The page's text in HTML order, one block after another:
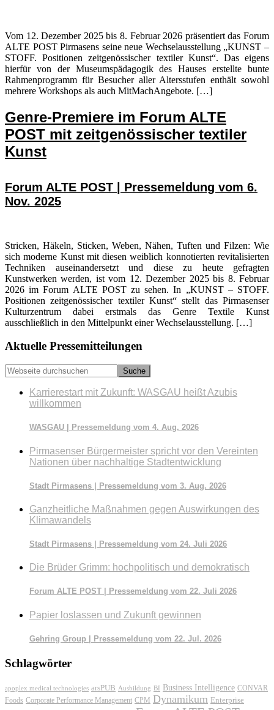
Vom 12. Dezember 2025 bis 8. Februar 2026 präsentiert das Forum
ALTE POST Pirmasens seine neue Wechselausstellung „KUNST –
STOFF. Positionen zeitgenössischer textiler Kunst“. Das eigens
hierfür von der Museumspädagogik des Hauses erstellte bunte
Rahmenprogramm für Besucher aller Altersstufen enthält sowohl
mehrere Workshops als auch MitMachAngebote. […]
Genre-Premiere im Forum ALTE
POST mit zeitgenössischer textiler
Kunst
Forum ALTE POST | Pressemeldung vom 6.
Nov. 2025
Stricken, Häkeln, Sticken, Weben, Nähen, Tuften und Filzen: Wie
sich moderne Kunst mit diesen weiblich konnotierten revitalisierten
Techniken auseinandersetzt und diese zu heute gefragten
Kunstwerken werden, ist vom 12. Dezember 2025 bis 8. Februar
2026 im Forum ALTE POST zu sehen. In „KUNST – STOFF.
Positionen zeitgenössischer textiler Kunst“ stellt das Pirmasenser
Kulturzentrum dabei erstmals das Genre Textile Kunst
ausschließlich in den Mittelpunkt einer Wechselausstellung. […]
Seitenspalte
Aktuelle Pressemitteilungen
Webseite
durchsuchen
Karrierestart mit Zukunft: WASGAU heißt Azubis
willkommen
WASGAU | Pressemeldung vom 4. Aug. 2026
Pirmasenser Bürgermeister spricht vor den Vereinten
Nationen über nachhaltige Stadtentwicklung
Stadt Pirmasens | Pressemeldung vom 3. Aug. 2026
Ganzheitliche Maßnahmen gegen Auswirkungen des
Klimawandels
Stadt Pirmasens | Pressemeldung vom 24. Juli 2026
Die Brüder Grimm: hochpolitisch und demokratisch
Forum ALTE POST | Pressemeldung vom 22. Juli 2026
Papier loslassen und Zukunft gewinnen
Gehring Group | Pressemeldung vom 22. Jul. 2026
Schlagwörter
apoplex medical technologies arsPUB Ausbildung BI Business Intelligence CONVAR
Foods Corporate Performance Management CPM Dynamikum Enterprise